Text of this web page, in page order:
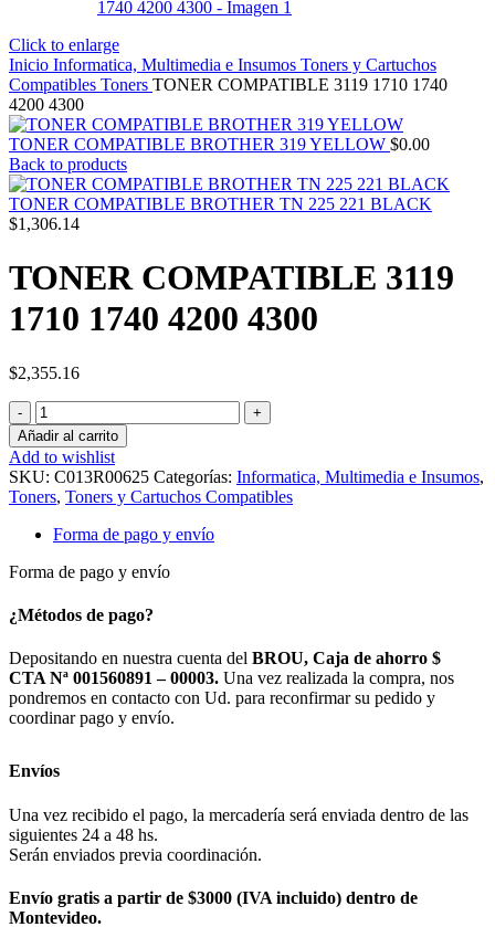
Click to enlarge
Inicio Informatica, Multimedia e Insumos Toners y Cartuchos
Compatibles Toners TONER COMPATIBLE 3119 1710 1740
4200 4300
TONER COMPATIBLE BROTHER 319 YELLOW $0.00
Back to products
TONER COMPATIBLE BROTHER TN 225 221 BLACK
$1,306.14
TONER COMPATIBLE 3119
1710 1740 4200 4300
$2,355.16
TONER
COMPATIBLE
3119
1710
1740
4200
4300
cantidad
Añadir al carrito
Add to wishlist
SKU: C013R00625 Categorías: Informatica, Multimedia e Insumos,
Toners, Toners y Cartuchos Compatibles
Forma de pago y envío
Forma de pago y envío
¿Métodos de pago?
Depositando en nuestra cuenta del BROU, Caja de ahorro $
CTA Nª 001560891 – 00003. Una vez realizada la compra, nos
pondremos en contacto con Ud. para reconfirmar su pedido y
coordinar pago y envío.
Envíos
Una vez recibido el pago, la mercadería será enviada dentro de las
siguientes 24 a 48 hs.
Serán enviados previa coordinación.
Envío gratis a partir de $3000 (IVA incluido) dentro de
Montevideo.